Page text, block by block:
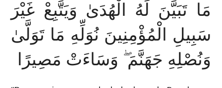
مَا تَبَيَّنَ لَهُ الْهُدَىٰ وَيَتَّبِعْ غَيْرَ
سَبِيلِ الْمُؤْمِنِينَ نُوَلِّهِ مَا تَوَلَّىٰ
وَنُصْلِهِ جَهَنَّمَ ۖ وَسَاءَتْ مَصِيرًا